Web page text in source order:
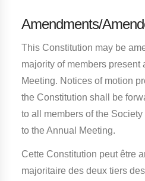
Amendments/
This Constitution may be
majority of members present
Meeting. Notices of motion
the Constitution shall be
to all members of the
to the Annual Meeting.
Cette Constitution peut être
majoritaire des deux tiers